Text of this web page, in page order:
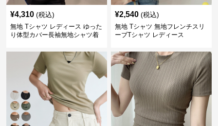
¥4,310 (税込)
無地 Tシャツ レディース ゆった
り体型カバー長袖無地シャツ着
¥2,540 (税込)
無地 Tシャツ 無地フレンチスリ
ーブTシャツ レディース